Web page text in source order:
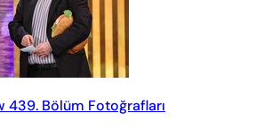
439. Bölüm Fotoğrafları